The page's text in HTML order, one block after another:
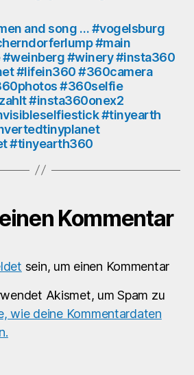
#360tinyplanet
#tinyearth360
and song … #vogelsburg
#main
#winery #insta360
#lifein360 #360camera
#360selfie
#insta360onex2
#tinyearth
#tinyearth360
Kommentar
sein, um einen Kommentar
Akismet, um Spam zu
wie deine Kommentardaten